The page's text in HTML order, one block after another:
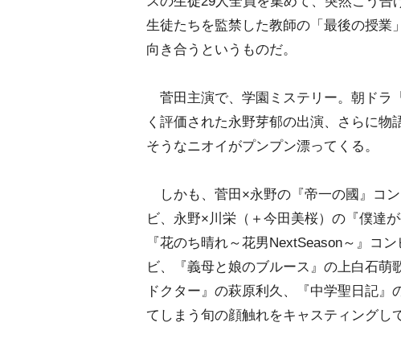
生徒たちを監禁した教師の「最後の授業
向き合うというものだ。
菅田主演で、学園ミステリー。朝ドラ
く評価された永野芽郁の出演、さらに
そうなニオイがプンプン漂ってくる。
しかも、菅田×永野の『帝一の國』コ
ビ、永野×川栄（＋今田美桜）の『僕達
『花のち晴れ～花男NextSeason～』コ
ビ、『義母と娘のブルース』の上白石萌
ドクター』の萩原利久、『中学聖日記
てしまう旬の顔触れをキャスティングし